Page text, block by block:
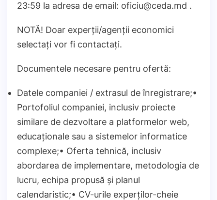
23:59 la adresa de email: oficiu@ceda.md .
NOTĂ! Doar experții/agenții economici
selectați vor fi contactați.
Documentele necesare pentru ofertă:
Datele companiei / extrasul de înregistrare;•
Portofoliul companiei, inclusiv proiecte
similare de dezvoltare a platformelor web,
educaționale sau a sistemelor informatice
complexe;• Oferta tehnică, inclusiv
abordarea de implementare, metodologia de
lucru, echipa propusă și planul
calendaristic;• CV-urile experților-cheie